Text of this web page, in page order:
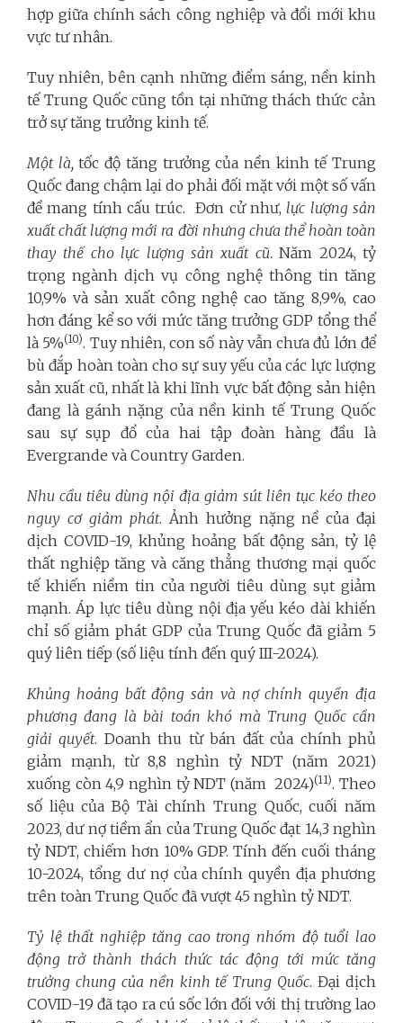
hợp giữa chính sách công nghiệp và đổi mới khu
vực tư nhân.
Tuy nhiên, bên cạnh những điểm sáng, nền kinh
tế Trung Quốc cũng tồn tại những thách thức cản
trở sự tăng trưởng kinh tế.
Một là,tốc độ tăng trưởng của nền kinh tế Trung
Quốc đang chậm lại do phải đối mặt với một số vấn
đề mang tính cấu trúc.
Đơn cử như, lực lượng sản
xuất chất lượng mới ra đời nhưng chưa thể hoàn toàn
thay thế cho lực lượng sản xuất cũ. Năm 2024, tỷ
trọng ngành dịch vụ công nghệ thông tin tăng
10,9% và sản xuất công nghệ cao tăng 8,9%, cao
hơn đáng kể so với mức tăng trưởng GDP tổng thể
là 5%(10). Tuy nhiên, con số này vẫn chưa đủ lớn để
bù đắp hoàn toàn cho sự suy yếu của các lực lượng
sản xuất cũ, nhất là khi lĩnh vực bất động sản hiện
đang là gánh nặng của nền kinh tế Trung Quốc
sau sự sụp đổ của hai tập đoàn hàng đầu là
Evergrande và Country Garden.
Nhu cầu tiêu dùng nội địa giảm sút liên tục kéo theo
nguy cơ giảm phát. Ảnh hưởng nặng nề của đại
dịch COVID-19, khủng hoảng bất động sản, tỷ lệ
thất nghiệp tăng và căng thẳng thương mại quốc
tế khiến niềm tin của người tiêu dùng sụt giảm
mạnh. Áp lực tiêu dùng nội địa yếu kéo dài khiến
chỉ số giảm phát GDP của Trung Quốc đã giảm 5
quý liên tiếp (số liệu tính đến quý III-2024).
Khủng hoảng bất động sản và nợ chính quyền địa
phương đang là bài toán khó mà Trung Quốc cần
giải quyết. Doanh thu từ bán đất của chính phủ
giảm mạnh, từ 8,8 nghìn tỷ NDT (năm 2021)
xuống còn 4,9 nghìn tỷ NDT (năm 2024)(11). Theo
số liệu của Bộ Tài chính Trung Quốc, cuối năm
2023, dư nợ tiềm ẩn của Trung Quốc đạt 14,3 nghìn
tỷ NDT, chiếm hơn 10% GDP. Tính đến cuối tháng
10-2024, tổng dư nợ của chính quyền địa phương
trên toàn Trung Quốc đã vượt 45 nghìn tỷ NDT.
Tỷ lệ thất nghiệp tăng cao trong nhóm độ tuổi lao
động trở thành thách thức tác động tới mức tăng
trưởng chung của nền kinh tế Trung Quốc. Đại dịch
COVID-19 đã tạo ra cú sốc lớn đối với thị trường lao